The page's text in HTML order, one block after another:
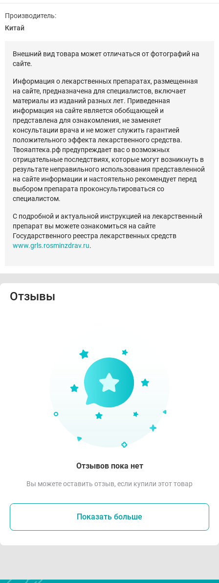
Производитель:
Китай
Внешний вид товара может отличаться от фотографий на
сайте.
Информация о лекарственных препаратах, размещенная
на сайте, предназначена для специалистов, включает
материалы из изданий разных лет. Приведенная
информация на сайте является обобщающей и
представлена для ознакомления, не заменяет
консультации врача и не может служить гарантией
положительного эффекта лекарственного средства.
Твояаптека.рф предупреждает вас о возможных
отрицательные последствиях, которые могут возникнуть в
результате неправильного использования представленной
на сайте информации и настоятельно рекомендует перед
выбором препарата проконсультироваться со
специалистом.
С подробной и актуальной инструкцией на лекарственный
препарат вы можете ознакомиться на сайте
Государственного реестра лекарственных средств
www.grls.rosminzdrav.ru.
Отзывы
Отзывов пока нет
Вы можете оставить отзыв, если купили этот товар
Показать больше